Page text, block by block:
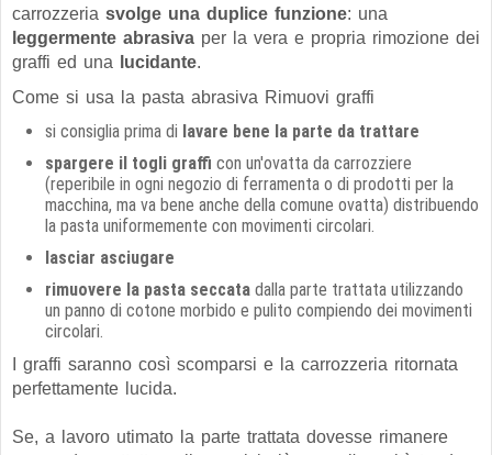
carrozzeria svolge una duplice funzione: una
leggermente abrasiva per la vera e propria rimozione dei
graffi ed una lucidante.
Come si usa la pasta abrasiva Rimuovi graffi
si consiglia prima di lavare bene la parte da trattare
spargere il togli graffi con un'ovatta da carrozziere
(reperibile in ogni negozio di ferramenta o di prodotti per la
macchina, ma va bene anche della comune ovatta) distribuendo
la pasta uniformemente con movimenti circolari.
lasciar asciugare
rimuovere la pasta seccata dalla parte trattata utilizzando
un panno di cotone morbido e pulito compiendo dei movimenti
circolari.
I graffi saranno così scomparsi e la carrozzeria ritornata
perfettamente lucida.
Se, a lavoro utimato la parte trattata dovesse rimanere